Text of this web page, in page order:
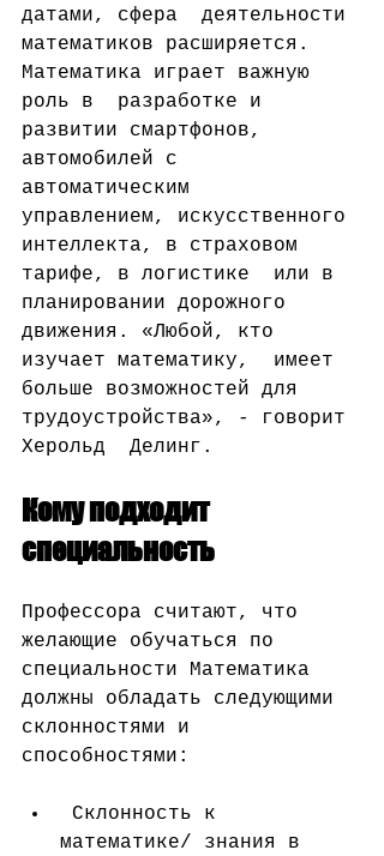
датами, сфера  деятельности
математиков расширяется.
Математика играет важную
роль в  разработке и
развитии смартфонов,
автомобилей с
автоматическим
управлением, искусственного
интеллекта, в страховом
тарифе, в логистике  или в
планировании дорожного
движения. «Любой, кто
изучает математику,  имеет
больше возможностей для
трудоустройства», - говорит
Херольд  Делинг.
Кому подходит
специальность
Профессора считают, что
желающие обучаться по
специальности Математика
должны обладать следующими
склонностями и
способностями:
математике/ знания в